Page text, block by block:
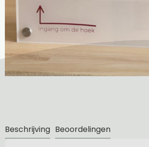
Beschrijving Beoordelingen